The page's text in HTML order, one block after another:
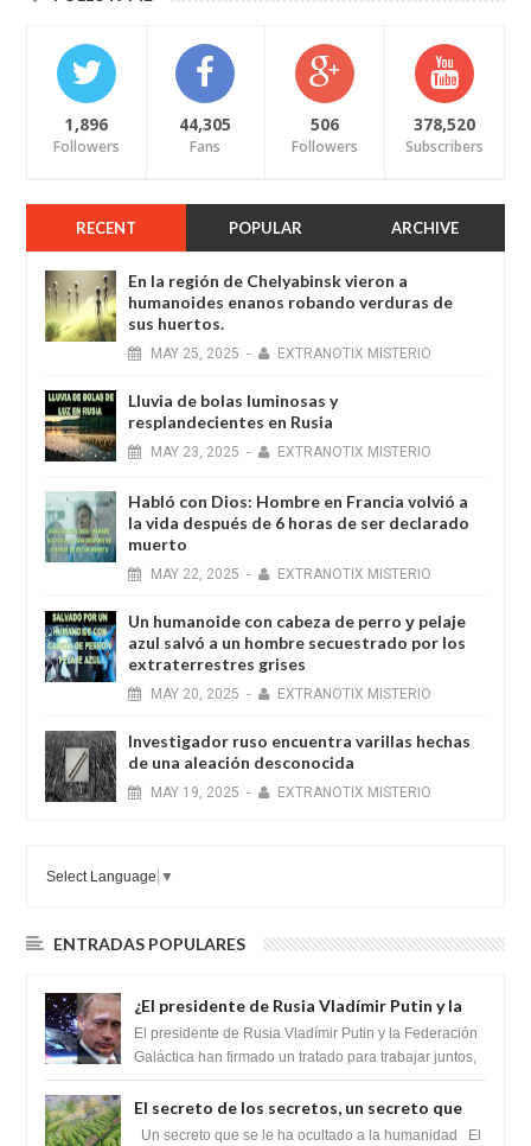
1,896
Followers
44,305
Fans
506
Followers
378,520
Subscribers
RECENT POPULAR ARCHIVE
En la región de Chelyabinsk vieron a
humanoides enanos robando verduras de
sus huertos.
MAY 25, 2025 - EXTRANOTIX MISTERIO
Lluvia de bolas luminosas y
resplandecientes en Rusia
MAY 23, 2025 - EXTRANOTIX MISTERIO
Habló con Dios: Hombre en Francia volvió a
la vida después de 6 horas de ser declarado
muerto
MAY 22, 2025 - EXTRANOTIX MISTERIO
Un humanoide con cabeza de perro у pelaje
azul salvó a un hombre secuestrado por los
extraterrestres grises
MAY 20, 2025 - EXTRANOTIX MISTERIO
Investigador ruso encuentra varillas hechas
de una aleación desconocida
MAY 19, 2025 - EXTRANOTIX MISTERIO
Select Language ▼
ENTRADAS POPULARES
¿El presidente de Rusia Vladímir Putin y la
Federación Galactica han firmado un
tratado para acabar con los Sionistas?
El presidente de Rusia Vladímir Putin y la Federación
Galáctica han firmado un tratado para trabajar juntos,
El secreto de los secretos, un secreto que
cambiaría por completo el destino de la
Un secreto que se le ha ocultado a la humanidad El